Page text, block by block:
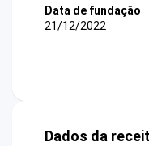
Data de fundação
21/12/2022
Dados da